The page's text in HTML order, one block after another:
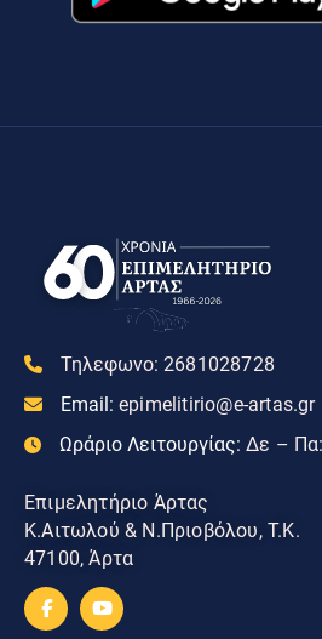
Τηλεφωνο: 2681028728
Email: epimelitirio@e-artas.gr
Ωράριο Λειτουργίας: Δε –
Επιμελητήριο Άρτας
Κ.Αιτωλού & Ν.Πριοβόλου, Τ.Κ.
47100, Άρτα